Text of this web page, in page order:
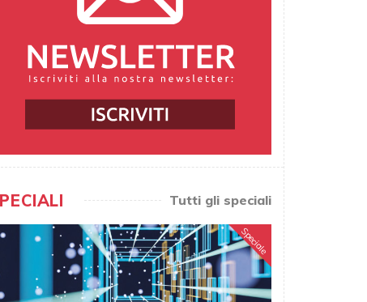
Tutti gli speciali
Speciale